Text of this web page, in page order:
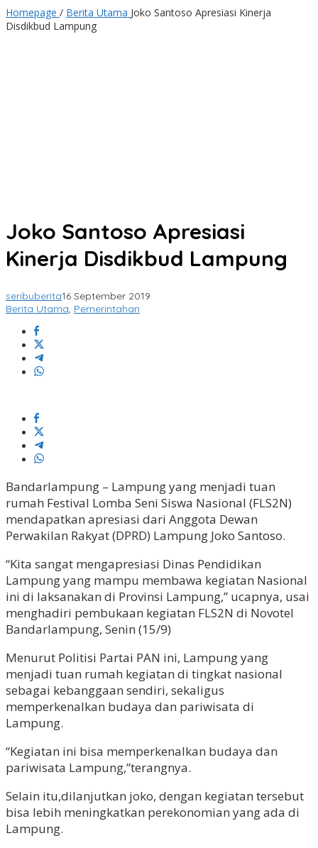
Homepage / Berita Utama Joko Santoso Apresiasi Kinerja
Disdikbud Lampung
Joko Santoso Apresiasi
Kinerja Disdikbud Lampung
seribuberita16 September 2019
Berita Utama, Pemerintahan
Bandarlampung – Lampung yang menjadi tuan
rumah Festival Lomba Seni Siswa Nasional (FLS2N)
mendapatkan apresiasi dari Anggota Dewan
Perwakilan Rakyat (DPRD) Lampung Joko Santoso.
“Kita sangat mengapresiasi Dinas Pendidikan
Lampung yang mampu membawa kegiatan Nasional
ini di laksanakan di Provinsi Lampung,” ucapnya, usai
menghadiri pembukaan kegiatan FLS2N di Novotel
Bandarlampung, Senin (15/9)
Menurut Politisi Partai PAN ini, Lampung yang
menjadi tuan rumah kegiatan di tingkat nasional
sebagai kebanggaan sendiri, sekaligus
memperkenalkan budaya dan pariwisata di
Lampung.
“Kegiatan ini bisa memperkenalkan budaya dan
pariwisata Lampung,”terangnya.
Selain itu,dilanjutkan joko, dengan kegiatan tersebut
bisa lebih meningkatkan perekonomian yang ada di
Lampung.